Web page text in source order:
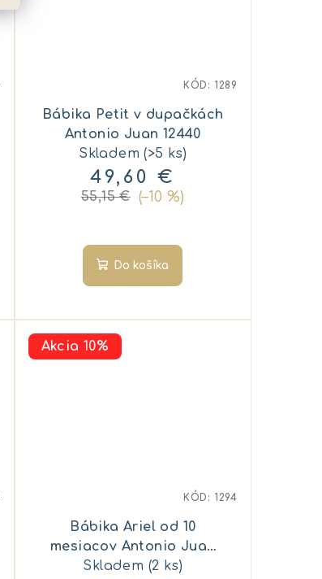
Bábika Petit v dupačkách
Antonio Juan 12440
Skladem(>5 ks)
49,60 €
55,15 € (–10 %)
Do košíka
KÓD: 1289
Akcia 10%
Bábika Ariel od 10
mesiacov Antonio Juan
86322 organická
Skladem (2 ks)
KÓD: 1294